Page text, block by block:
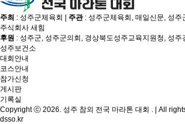
주최 : 성주군체육회 | 주관: 성주군체육회, 매일신문, 성주
주식회사 새힘
후원 : 성주군, 성주군의회, 경상북도성주교육지원청, 성주
성주보건소
대회안내
코스안내
참가신청
게시판
기록실
Copyright ⓒ 2026. 성주 참외 전국 마라톤 대회 . | All
dsso.kr